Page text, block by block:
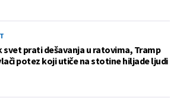
svet prati dešavanja u ratovima, Tramp
potez koji utiče na stotine hiljade ljudi